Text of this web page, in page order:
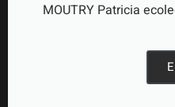
MOUTRY Patricia